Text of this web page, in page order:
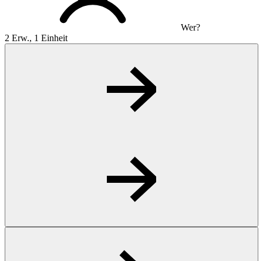
Wer?
2 Erw., 1 Einheit